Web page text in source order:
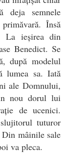
deja semnele
Însă
La ieșirea din
Benedict. Se
după modelul
lumea sa. Iată
ale Domnului,
nou dorul lui
de ucenici.
tuturor
mâinile sale
va pleca.